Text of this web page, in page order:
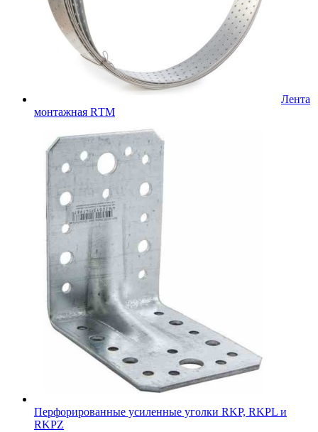
Лента
монтажная RТМ
Перфорированные усиленные уголки RKP, RKPL и
RKPZ